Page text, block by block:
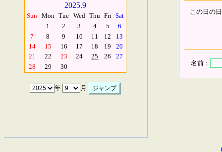
2025.9
Sun Mon Tue Wed Thu Fri Sat
1
2 3 4 5
6
7
8 9 10 11 12
13
14
15 16 17 18 19
20
21
22 23 24 25 26
27
28
29 30
年 月
この日の
名前：